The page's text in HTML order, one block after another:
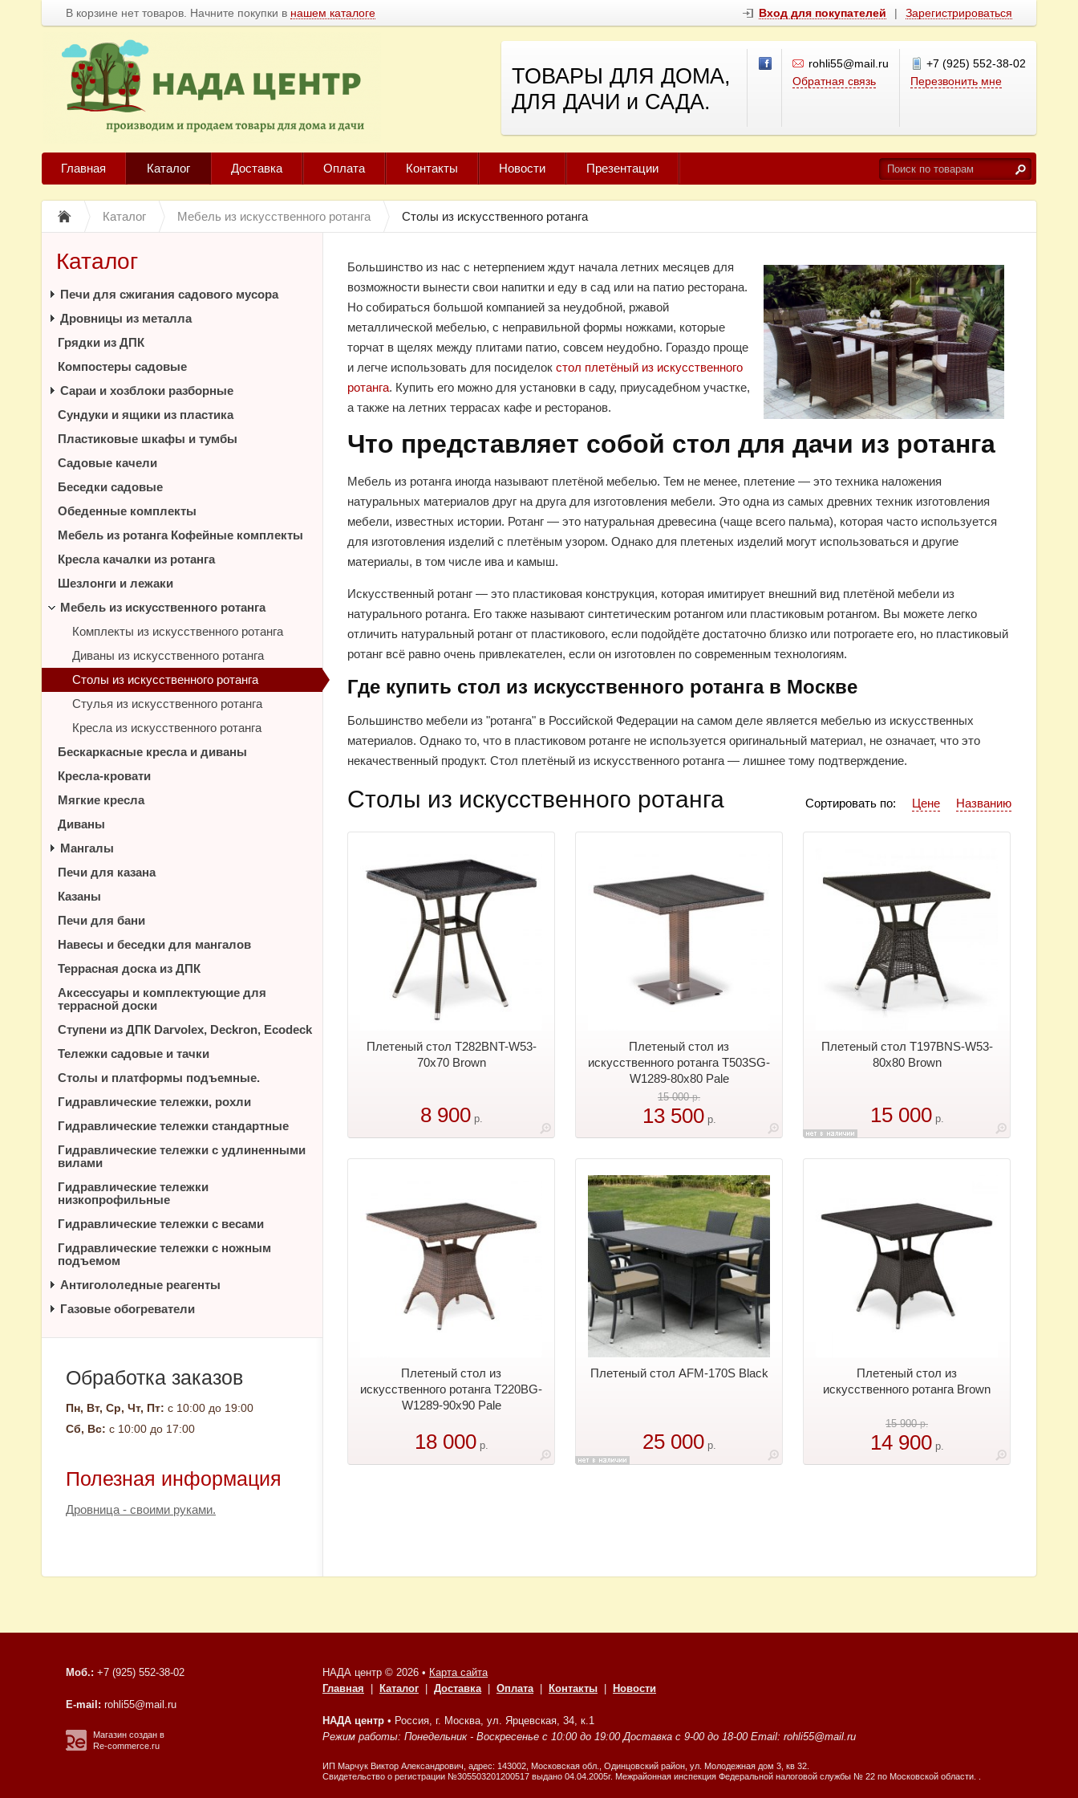
В корзине нет товаров. Начните покупки в нашем каталоге Вход для покупателей | Зарегистрироваться
ТОВАРЫ ДЛЯ ДОМА,
ДЛЯ ДАЧИ и САДА.
rohli55@mail.ru
Обратная связь
+7 (925) 552-38-02
Перезвонить мне
Главная Каталог Доставка Оплата Контакты Новости Презентации
Каталог Мебель из искусственного ротанга Столы из искусственного ротанга
Большинство из нас с нетерпением ждут начала летних месяцев для
возможности вынести свои напитки и еду в сад или на патио ресторана.
Но собираться большой компанией за неудобной, ржавой
металлической мебелью, с неправильной формы ножками, которые
торчат в щелях между плитами патио, совсем неудобно. Гораздо проще
и легче использовать для посиделок стол плетёный из искусственного
ротанга. Купить его можно для установки в саду, приусадебном участке,
а также на летних террасах кафе и ресторанов.
Что представляет собой стол для дачи из ротанга
Мебель из ротанга иногда называют плетёной мебелью. Тем не менее, плетение — это техника наложения
натуральных материалов друг на друга для изготовления мебели. Это одна из самых древних техник изготовления
мебели, известных истории. Ротанг — это натуральная древесина (чаще всего пальма), которая часто используется
для изготовления изделий с плетёным узором. Однако для плетеных изделий могут использоваться и другие
материалы, в том числе ива и камыш.
Искусственный ротанг — это пластиковая конструкция, которая имитирует внешний вид плетёной мебели из
натурального ротанга. Его также называют синтетическим ротангом или пластиковым ротангом. Вы можете легко
отличить натуральный ротанг от пластикового, если подойдёте достаточно близко или потрогаете его, но пластиковый
ротанг всё равно очень привлекателен, если он изготовлен по современным технологиям.
Где купить стол из искусственного ротанга в Москве
Большинство мебели из "ротанга" в Российской Федерации на самом деле является мебелью из искусственных
материалов. Однако то, что в пластиковом ротанге не используется оригинальный материал, не означает, что это
некачественный продукт. Стол плетёный из искусственного ротанга — лишнее тому подтверждение.
Столы из искусственного ротанга Названию
Цене
Сортировать по:
Плетеный стол T282BNT-W53-
70x70 Brown
8 900р.
Плетеный стол из
искусственного ротанга T503SG-
W1289-80х80 Pale
15 000р.
13 500р.
Плетеный стол T197BNS-W53-
80x80 Brown
15 000р.
Плетеный стол из
искусственного ротанга T220BG-
W1289-90x90 Pale
18 000р.
Плетеный стол AFM-170S Black
25 000р.
Плетеный стол из
искусственного ротанга Brown
15 900р.
14 900р.
Каталог
Печи для сжигания садового мусора
Дровницы из металла
Грядки из ДПК
Компостеры садовые
Сараи и хозблоки разборные
Сундуки и ящики из пластика
Пластиковые шкафы и тумбы
Садовые качели
Беседки садовые
Обеденные комплекты
Мебель из ротанга Кофейные комплекты
Кресла качалки из ротанга
Шезлонги и лежаки
Мебель из искусственного ротанга
Комплекты из искусственного ротанга
Диваны из искусственного ротанга
Столы из искусственного ротанга
Стулья из искусственного ротанга
Кресла из искусственного ротанга
Бескаркасные кресла и диваны
Кресла-кровати
Мягкие кресла
Диваны
Мангалы
Печи для казана
Казаны
Печи для бани
Навесы и беседки для мангалов
Террасная доска из ДПК
Аксессуары и комплектующие для
террасной доски
Ступени из ДПК Darvolex, Deckron, Ecodeck
Тележки садовые и тачки
Столы и платформы подъемные.
Гидравлические тележки, рохли
Гидравлические тележки стандартные
Гидравлические тележки с удлиненными
вилами
Гидравлические тележки
низкопрофильные
Гидравлические тележки с весами
Гидравлические тележки с ножным
подъемом
Антигололедные реагенты
Газовые обогреватели
Обработка заказов
Пн, Вт, Ср, Чт, Пт: с 10:00 до 19:00
Сб, Вс: с 10:00 до 17:00
Полезная информация
Дровница - своими руками.
Моб.: +7 (925) 552-38-02
E-mail: rohli55@mail.ru
Магазин создан в
Re-commerce.ru
НАДА центр © 2026 • Карта сайта
Главная
Каталог Доставка| Оплата| Контакты Новости
НАДА центр • Россия, г. Москва, ул. Ярцевская, 34, к.1
Режим работы: Понедельник - Воскресенье с 10:00 до 19:00 Доставка с 9-00 до 18-00 Email: rohli55@mail.ru
ИП Марчук Виктор Александрович, адрес: 143002, Московская обл., Одинцовский район, ул. Молодежная дом 3, кв 32.
Свидетельство о регистрации №305503201200517 выдано 04.04.2005г. Межрайонная инспекция Федеральной налоговой службы № 22 по Московской области. .